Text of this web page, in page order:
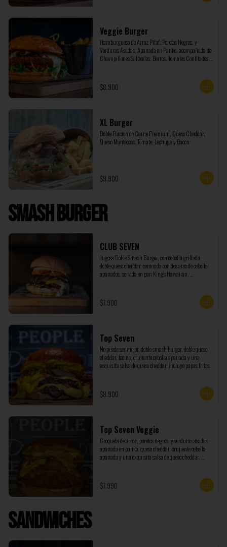
Veggie Burger
Hamburguesa de Arroz Pilaf, Porotos Negros, y
Verduras Asadas, Apanada en Panko, acompañada de
Champiñones Salteados, Berros, Tomates Confitados y
$8.900
XL Burger
Doble Porcion de Carne Premium, Queso Cheddar,
Queso Mantecoso, Tomate, Lechuga y Bacon
$9.900
Smash Burger
CLUB SEVEN
Jugosa Doble Smash Burger, con cebolla grillada,
doble queso cheddar, coronada con dos aros de cebolla
apanados, servida en pan King’s Hawaiian,
$7.900
Top Seven
No puede ser mejor, doble smash burger, doble queso
cheddar, tocino, crujiente cebolla apanada y una
exquisita salsa de queso cheddar, incluye papas fritas
$8.900
Top Seven Veggie
Croqueta de arroz, porotos negros, y verduras asadas,
apanada en panko, queso cheddar, crujiente cebolla
apanada y una exquisita salsa de queso cheddar,
$7.990
Sandwiches